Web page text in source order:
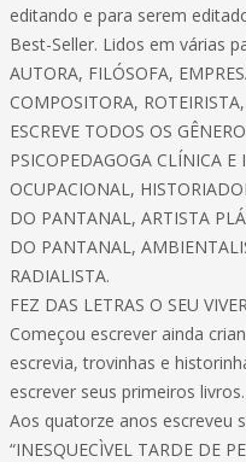
editando e para serem
Best-Seller. Lidos em várias
AUTORA, FILÓSOFA,
COMPOSITORA,
ESCREVE TODOS OS
PSICOPEDAGOGA CLÍNICA
OCUPACIONAL,
DO PANTANAL, ARTISTA
DO PANTANAL,
RADIALISTA.
FEZ DAS LETRAS O SEU
Começou escrever ainda
escrevia, trovinhas e
escrever seus primeiros livros.
Aos quatorze anos escreveu
“INESQUECÌVEL TARDE DE